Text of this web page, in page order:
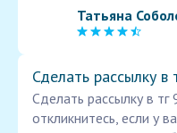
Татьяна
Сделать рассылку
Сделать рассылку в
откликнитесь, если у